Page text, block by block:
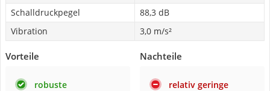
Schalldruckpegel
88,3 dB
Vibration
3,0 m/s²
Vorteile
robuste
Nachteile
relativ geringe